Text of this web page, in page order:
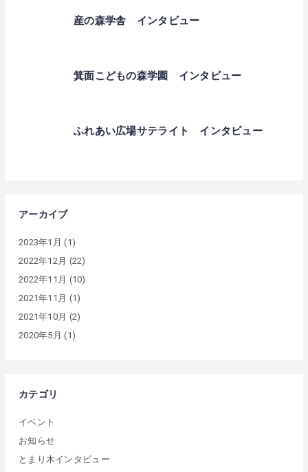
産の森学舎 インタビュー
箕面こどもの森学園 インタビュー
ふれあい広場サテライト インタビュー
アーカイブ
2023年1月 (1)
2022年12月 (22)
2022年11月 (10)
2021年11月 (1)
2021年10月 (2)
2020年5月 (1)
カテゴリ
イベント
お知らせ
とまり木インタビュー